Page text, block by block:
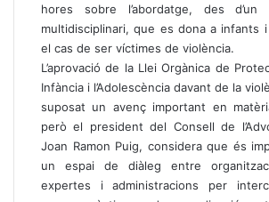
hores sobre l’abordatge, des
multidisciplinari, que es dona a infants
el cas de ser víctimes de violència.
L’aprovació de la Llei Orgànica de
Infància i l’Adolescència davant de la
suposat un avenç important en
però el president del Consell de
Joan Ramon Puig, considera que és
un espai de diàleg entre
expertes i administracions per